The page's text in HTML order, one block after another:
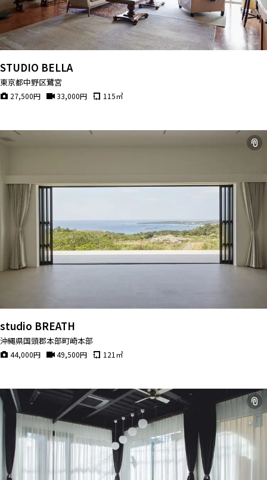
STUDIO BELLA
東京都中野区鷺宮
27,500円 33,000円 115㎡
studio BREATH
沖縄県国頭郡本部町崎本部
44,000円 49,500円 121 ㎡